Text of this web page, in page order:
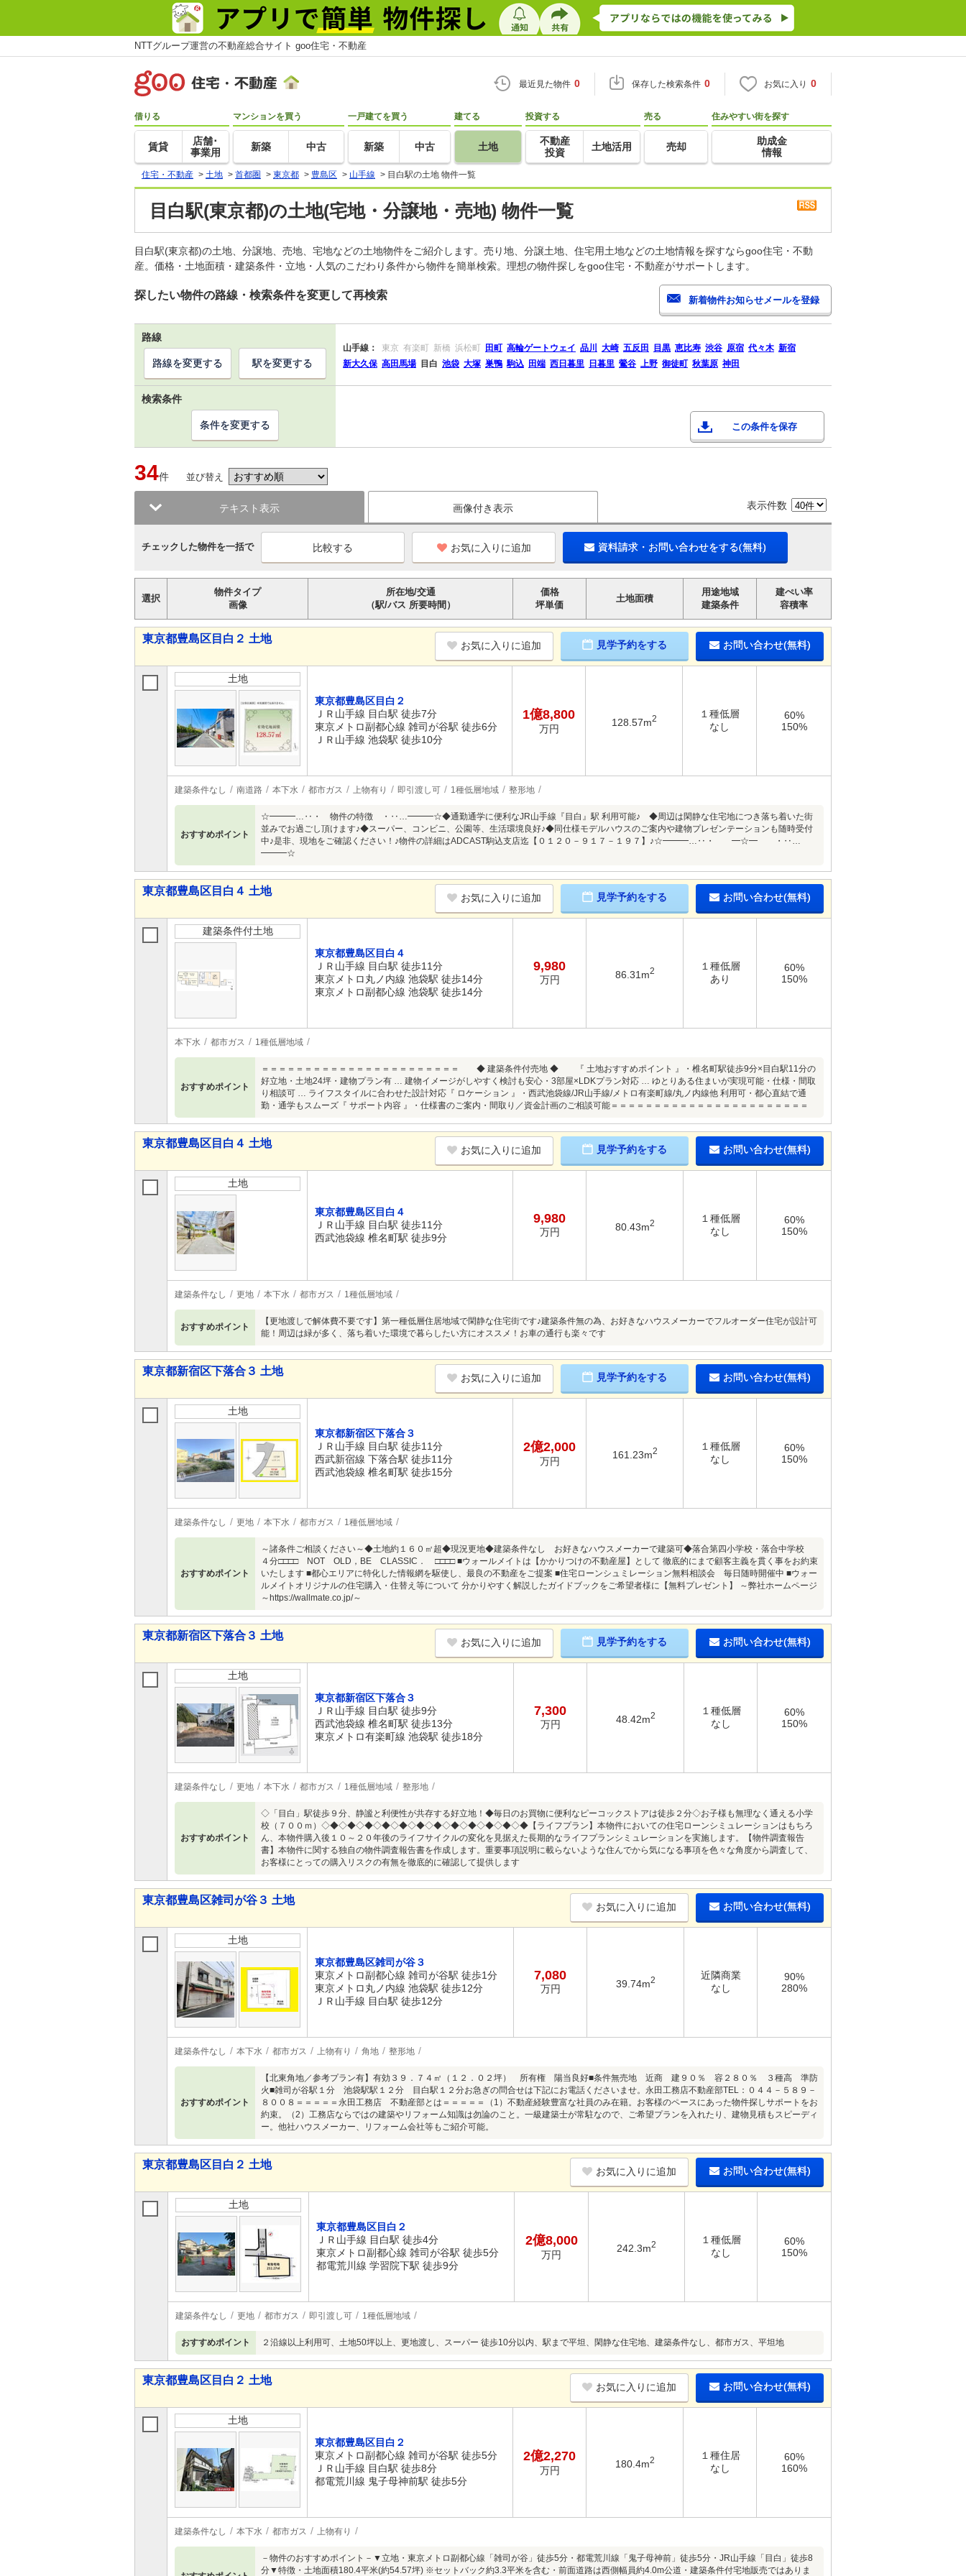
NTTグループ運営の不動産総合サイト goo住宅・不動産
最近見た物件 0 保存した検索条件 0 お気に入り 0
借りる
賃貸
店舗･
事業用
マンションを買う
新築 中古
一戸建てを買う
新築 中古
建てる
土地
投資する
不動産
投資
土地活用
売る
売却
住みやすい街を探す
助成金
情報
住宅・不動産 > 土地 > 首都圏 > 東京都 > 豊島区 > 山手線 > 目白駅の土地 物件一覧
目白駅(東京都)の土地(宅地・分譲地・売地) 物件一覧
目白駅(東京都)の土地、分譲地、売地、宅地などの土地物件をご紹介します。売り地、分譲土地、住宅用土地などの土地情報を探すならgoo住宅・不動
産。価格・土地面積・建築条件・立地・人気のこだわり条件から物件を簡単検索。理想の物件探しをgoo住宅・不動産がサポートします。
探したい物件の路線・検索条件を変更して再検索
路線
山手線： 東京 有楽町 新橋 浜松町 田町 高輪ゲートウェイ 品川 大崎 五反田 目黒 恵比寿 渋谷 原宿 代々木 新宿
新大久保 高田馬場 目白 池袋 大塚 巣鴨 駒込 田端 西日暮里 日暮里 鶯谷 上野 御徒町 秋葉原 神田
路線を変更する 駅を変更する
検索条件
この条件を保存
条件を変更する
34件 並び替え
テキスト表示 画像付き表示 表示件数
チェックした物件を一括で お気に入りに追加 資料請求・お問い合わせをする(無料)
選択
物件タイプ
画像
所在地/交通
（駅/バス 所要時間）
価格
坪単価
土地面積
用途地域
建築条件
建ぺい率
容積率
東京都豊島区目白２ 土地
お気に入りに追加 見学予約をする お問い合わせ(無料)
土地
東京都豊島区目白２
ＪＲ山手線 目白駅 徒歩7分
東京メトロ副都心線 雑司が谷駅 徒歩6分
ＪＲ山手線 池袋駅 徒歩10分
1億8,800
万円
128.57m2
１種低層
なし
60%
150%
建築条件なし 南道路 本下水 都市ガス 上物有り 即引渡し可 1種低層地域 整形地
おすすめポイント
☆━━━…‥・ 物件の特徴 ・‥…━━━☆◆通勤通学に便利なJR山手線『目白』駅 利用可能♪ ◆周辺は閑静な住宅地につき落ち着いた街
並みでお過ごし頂けます♪◆スーパー、コンビニ、公園等、生活環境良好♪◆同仕様モデルハウスのご案内や建物プレゼンテーションも随時受付
中♪是非、現地をご確認ください！♪物件の詳細はADCAST駒込支店迄【０１２０－９１７－１９７】♪☆━━━…‥・ ━☆━ ・‥…
━━━☆
東京都豊島区目白４ 土地
お気に入りに追加 見学予約をする お問い合わせ(無料)
建築条件付土地
東京都豊島区目白４
ＪＲ山手線 目白駅 徒歩11分
東京メトロ丸ノ内線 池袋駅 徒歩14分
東京メトロ副都心線 池袋駅 徒歩14分
9,980
万円 86.31m2
１種低層
あり
60%
150%
本下水 都市ガス 1種低層地域
おすすめポイント
＝＝＝＝＝＝＝＝＝＝＝＝＝＝＝＝＝＝＝＝＝＝＝ ◆ 建築条件付売地 ◆ 『 土地おすすめポイント 』・椎名町駅徒歩9分×目白駅11分の
好立地・土地24坪・建物プラン有 … 建物イメージがしやすく検討も安心・3部屋×LDKプラン対応 … ゆとりある住まいが実現可能・仕様・間取
り相談可 … ライフスタイルに合わせた設計対応『 ロケーション 』・西武池袋線/JR山手線/メトロ有楽町線/丸ノ内線他 利用可・都心直結で通
勤・通学もスムーズ『 サポート内容 』・仕様書のご案内・間取り／資金計画のご相談可能＝＝＝＝＝＝＝＝＝＝＝＝＝＝＝＝＝＝＝＝＝＝＝
東京都豊島区目白４ 土地
お気に入りに追加 見学予約をする お問い合わせ(無料)
土地
東京都豊島区目白４
ＪＲ山手線 目白駅 徒歩11分
西武池袋線 椎名町駅 徒歩9分
9,980
万円 80.43m2
１種低層
なし
60%
150%
建築条件なし 更地 本下水 都市ガス 1種低層地域
おすすめポイント
【更地渡しで解体費不要です】第一種低層住居地域で閑静な住宅街です♪建築条件無の為、お好きなハウスメーカーでフルオーダー住宅が設計可
能！周辺は緑が多く、落ち着いた環境で暮らしたい方にオススメ！お車の通行も楽々です
東京都新宿区下落合３ 土地
お気に入りに追加 見学予約をする お問い合わせ(無料)
土地
東京都新宿区下落合３
ＪＲ山手線 目白駅 徒歩11分
西武新宿線 下落合駅 徒歩11分
西武池袋線 椎名町駅 徒歩15分
2億2,000
万円
161.23m2
１種低層
なし
60%
150%
建築条件なし 更地 本下水 都市ガス 1種低層地域
おすすめポイント
～諸条件ご相談ください～◆土地約１６０㎡超◆現況更地◆建築条件なし お好きなハウスメーカーで建築可◆落合第四小学校・落合中学校
４分□□□□ NOT OLD，BE CLASSIC． □□□□ ■ウォールメイトは【かかりつけの不動産屋】として 徹底的にまで顧客主義を貫く事をお約束
いたします ■都心エリアに特化した情報網を駆使し、最良の不動産をご提案 ■住宅ローンシュミレーション無料相談会 毎日随時開催中 ■ウォー
ルメイトオリジナルの住宅購入・住替え等について 分かりやすく解説したガイドブックをご希望者様に【無料プレゼント】 ～弊社ホームページ
～https://wallmate.co.jp/～
東京都新宿区下落合３ 土地
お気に入りに追加 見学予約をする お問い合わせ(無料)
土地
東京都新宿区下落合３
ＪＲ山手線 目白駅 徒歩9分
西武池袋線 椎名町駅 徒歩13分
東京メトロ有楽町線 池袋駅 徒歩18分
7,300
万円 48.42m2
１種低層
なし
60%
150%
建築条件なし 更地 本下水 都市ガス 1種低層地域 整形地
おすすめポイント
◇「目白」駅徒歩９分、静謐と利便性が共存する好立地！◆毎日のお買物に便利なピーコックストアは徒歩２分◇お子様も無理なく通える小学
校（７００ｍ）◇◆◇◆◇◆◇◆◇◆◇◆◇◆◇◆◇◆◇◆◇◆◇◆【ライフプラン】本物件においての住宅ローンシミュレーションはもちろ
ん、本物件購入後１０～２０年後のライフサイクルの変化を見据えた長期的なライフプランシミュレーションを実施します。【物件調査報告
書】本物件に関する独自の物件調査報告書を作成します。重要事項説明に載らないような住んでから気になる事項を色々な角度から調査して、
お客様にとっての購入リスクの有無を徹底的に確認して提供します
東京都豊島区雑司が谷３ 土地
お気に入りに追加 お問い合わせ(無料)
土地
東京都豊島区雑司が谷３
東京メトロ副都心線 雑司が谷駅 徒歩1分
東京メトロ丸ノ内線 池袋駅 徒歩12分
ＪＲ山手線 目白駅 徒歩12分
7,080
万円 39.74m2
近隣商業
なし
90%
280%
建築条件なし 本下水 都市ガス 上物有り 角地 整形地
おすすめポイント
【北東角地／参考プラン有】有効３９．７４㎡（１２．０２坪） 所有権 陽当良好■条件無売地 近商 建９０％ 容２８０％ ３種高 準防
火■雑司が谷駅１分 池袋駅駅１２分 目白駅１２分お急ぎの問合せは下記にお電話くださいませ。永田工務店不動産部TEL：０４４－５８９－
８００８＝＝＝＝＝永田工務店 不動産部とは＝＝＝＝＝（1）不動産経験豊富な社員のみ在籍。お客様のペースにあった物件探しサポートをお
約束。（2）工務店ならではの建築やリフォーム知識は勿論のこと。一級建築士が常駐なので、ご希望プランを入れたり、建物見積もスピーディ
ー。他社ハウスメーカー、リフォーム会社等もご紹介可能。
東京都豊島区目白２ 土地
お気に入りに追加 お問い合わせ(無料)
土地
東京都豊島区目白２
ＪＲ山手線 目白駅 徒歩4分
東京メトロ副都心線 雑司が谷駅 徒歩5分
都電荒川線 学習院下駅 徒歩9分
2億8,000
万円
242.3m2
１種低層
なし
60%
150%
建築条件なし 更地 都市ガス 即引渡し可 1種低層地域
おすすめポイント ２沿線以上利用可、土地50坪以上、更地渡し、スーパー 徒歩10分以内、駅まで平坦、閑静な住宅地、建築条件なし、都市ガス、平坦地
東京都豊島区目白２ 土地
お気に入りに追加 お問い合わせ(無料)
土地
東京都豊島区目白２
東京メトロ副都心線 雑司が谷駅 徒歩5分
ＪＲ山手線 目白駅 徒歩8分
都電荒川線 鬼子母神前駅 徒歩5分
2億2,270
万円
180.4m2
１種住居
なし
60%
160%
建築条件なし 本下水 都市ガス 上物有り
－物件のおすすめポイント－▼立地・東京メトロ副都心線「雑司が谷」徒歩5分・都電荒川線「鬼子母神前」徒歩5分・JR山手線「目白」徒歩8
分▼特徴・土地面積180.4平米(約54.57坪) ※セットバック約3.3平米を含む・前面道路は西側幅員約4.0m公道・建築条件付宅地販売ではありま